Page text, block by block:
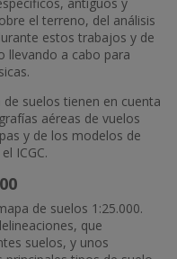
el terreno, del análisis
estos trabajos y de
llevando a cabo para
suelos tienen en cuenta
aéreas de vuelos
y de los modelos de
ICGC.
de suelos 1:25.000.
que
suelos, y unos